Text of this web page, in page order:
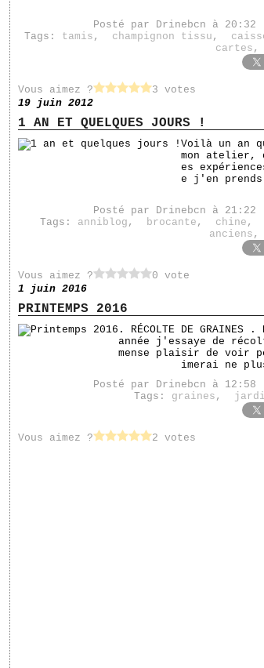
Posté par Drinebcn à 20:32
Tags: tamis , champignon tissu ,
cartes
Vous aimez ?
3 votes
19 juin 2012
1 AN ET QUELQUES JOURS !
Voilà un an
mon atelier,
es
e j'en
Posté par Drinebcn à 21:22
Tags: anniblog , brocante , chine ,
anciens
Vous aimez ?
0 vote
1 juin 2016
PRINTEMPS 2016
. RÉCOLTE DE
année j'essaye de
mense plaisir de voir
imerai ne
Posté par Drinebcn à 12:58
Tags: graines ,
Vous aimez ? 2 votes